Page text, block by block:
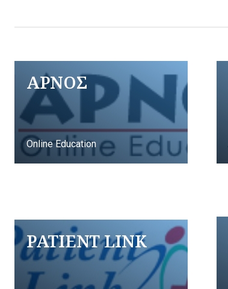
ΑΡΝΟΣ
Online Education
PATIENT LINK